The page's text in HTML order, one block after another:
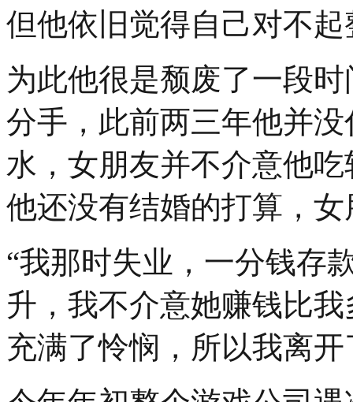
但他依旧觉得自己对不
为此他很是颓废了一段
分手，此前两三年他并
水，女朋友并不介意他
他还没有结婚的打算，
“我那时失业，一分钱存
升，我不介意她赚钱比
充满了怜悯，所以我离开